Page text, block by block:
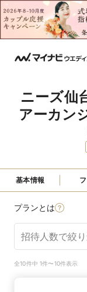
ニーズ仙
アーカン
基本情報
プランとは
全10件中 1件〜10件表示